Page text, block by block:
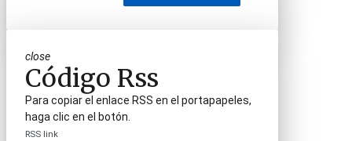
close
Código Rss
Para copiar el enlace RSS en el portapapeles,
haga clic en el botón.
RSS link